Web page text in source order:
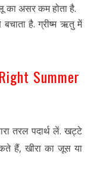
का असर कम होता है.
है. ग्रीष्म ऋतु में
Summer
तरल पदार्थ लें. खट्टे
हैं, खीरा का जूस या